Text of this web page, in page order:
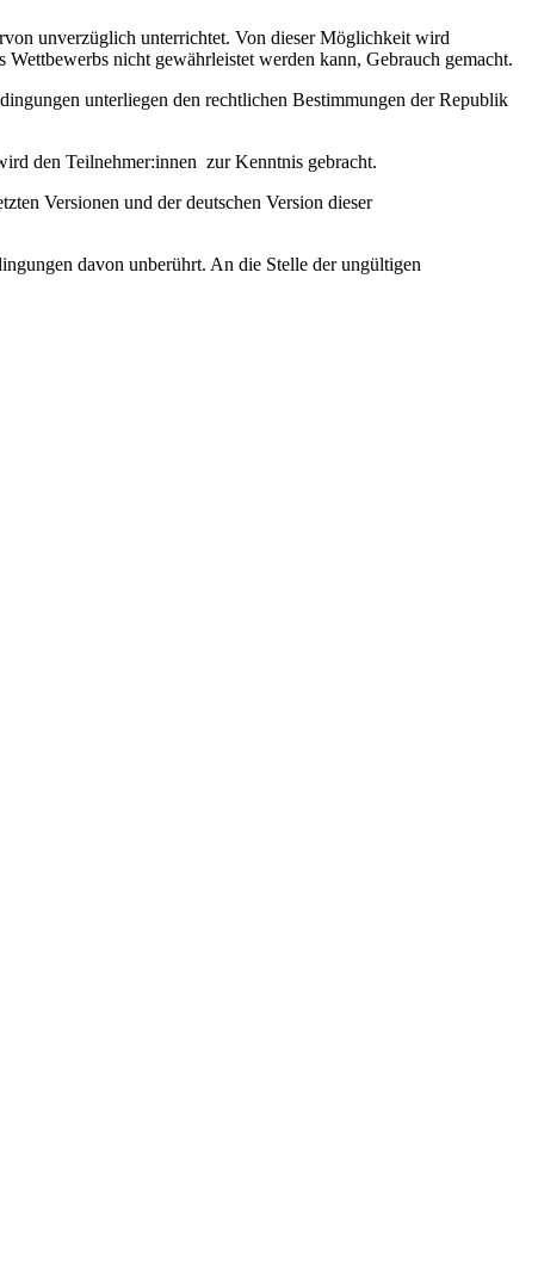
unverzüglich unterrichtet. Von dieser Möglichkeit wird
nicht gewährleistet werden kann, Gebrauch gemacht.
unterliegen den rechtlichen Bestimmungen der Republik
den Teilnehmer:innen zur Kenntnis gebracht.
Versionen und der deutschen Version dieser
davon unberührt. An die Stelle der ungültigen